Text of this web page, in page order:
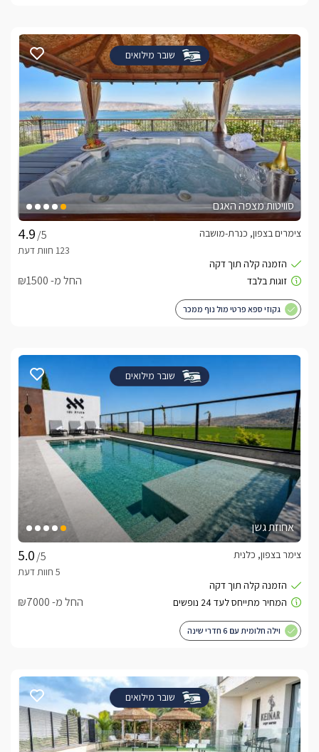
שובר מילואים
סוויטות מצפה האגם
/5
צימרים בצפון, כנרת-מושבה
החל מ- ₪1500
גקוזי ספא פרטי מול נוף ממכר
שובר מילואים
אחוזת גשן
/5
צימר בצפון, כלנית
החל מ- ₪7000
וילה חלומית עם 6 חדרי שינה
שובר מילואים